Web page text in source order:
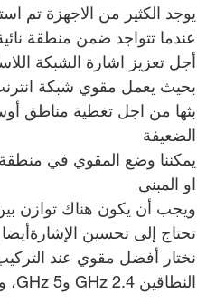
يوجد الكثير من الاجهزة تم
عندما تتواجد ضمن منطقة
أجل تعزيز اشارة الشبكة
بحيث يعمل مقوي شبكة
بثها من اجل تغطية مناطق
الضعيفة
يمكننا وضع المقوي في
او المبنى
ويجب أن يكون هناك توازن
تحتاج إلى تحسين
نختار أفضل مقوي عند
النطاقين 2.4 GHz و5 GHz، وهو ما يعزز أداء واستقرار الشبكة.